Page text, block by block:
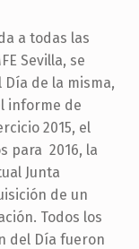
a todas las
Sevilla, se
de la misma,
informe de
2015, el
para 2016, la
Junta
de un
Todos los
del Día fueron